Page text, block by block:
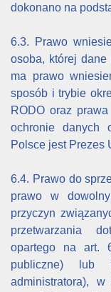
dokonano na
6.3. Prawo
osoba, której dane
ma prawo
sposób i trybie
RODO oraz
ochronie danych
Polsce jest Prezes
6.4. Prawo do
prawo w
przyczyn
przetwarzania
opartego na art.
publiczne) lub
administratora),